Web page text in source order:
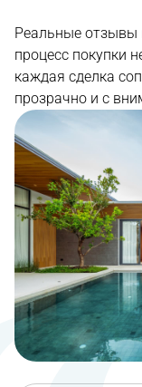
Реальные отзывы
процесс покупки
каждая сделка
прозрачно и с